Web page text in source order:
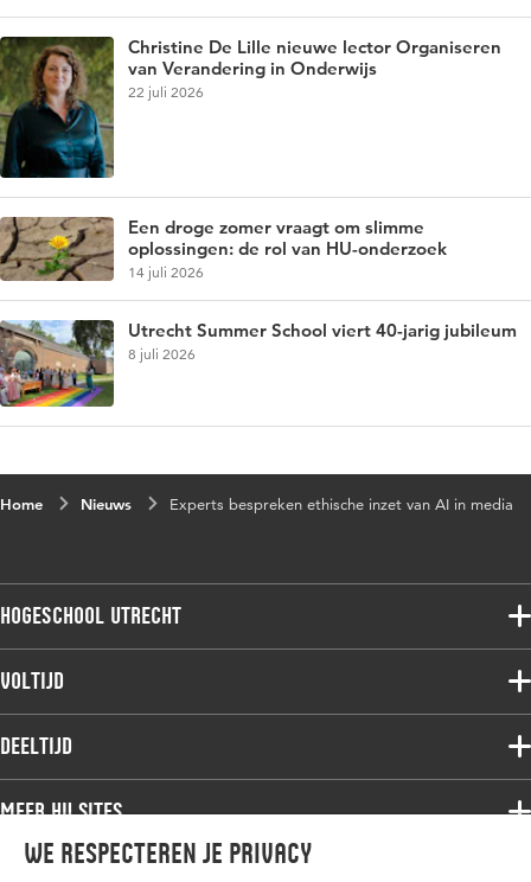
We respecteren je privacy
Christine De Lille nieuwe lector Organiseren
van Verandering in Onderwijs
22 juli 2026
Een droge zomer vraagt om slimme
oplossingen: de rol van HU-onderzoek
14 juli 2026
Utrecht Summer School viert 40-jarig jubileum
8 juli 2026
Home Nieuws Experts bespreken ethische inzet van AI in media
Hogeschool Utrecht
Voltijdopleidingen
Deeltijdopleidingen
Onderzoek
Werken bij de HU
Voltijd
Associate degree
Bachelor
Master
Studiekeuze voltijd
Deeltijd
Associate degree
Bachelor
Meer HU sites
HU International